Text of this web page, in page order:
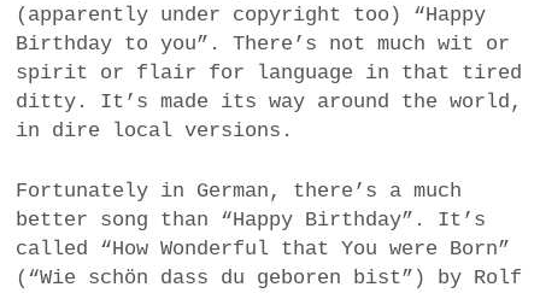
POLITICS
VIENNA
WHIMSICAL
(apparently under copyright too) “Happy
Birthday to you”. There’s not much wit or
spirit or flair for language in that tired
ditty. It’s made its way around the world,
in dire local versions.
Fortunately in German, there’s a much
better song than “Happy Birthday”. It’s
called “How Wonderful that You were Born”
(“Wie schön dass du geboren bist”) by Rolf